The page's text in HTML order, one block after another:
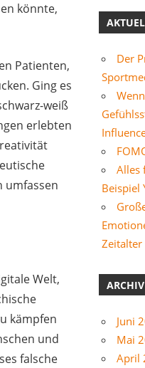
könnte,
Patienten,
Ging es
weiß
erlebten
umfassen
Welt,
kämpfen
und
falsche
Der
Alles
Beispiel
Zeitalter
ARCHIV
Juni
Mai
April